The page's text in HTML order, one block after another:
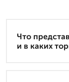
Что
и в каких